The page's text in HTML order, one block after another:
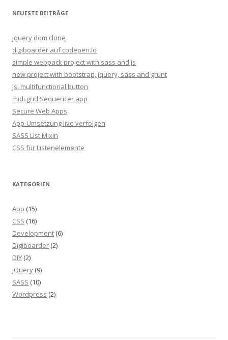
c
:
NEUESTE BEITRÄGE
jquery dom clone
digiboarder auf codepen.io
simple webpack project with sass and js
new project with bootstrap, jquery, sass and grunt
js: multifunctional button
midi.grid Sequencer app
Secure Web Apps
App-Umsetzung live verfolgen
SASS List Mixin
CSS für Listenelemente
KATEGORIEN
App (15)
CSS (16)
Development (6)
Digiboarder (2)
DIY (2)
jQuery (9)
SASS (10)
Wordpress (2)